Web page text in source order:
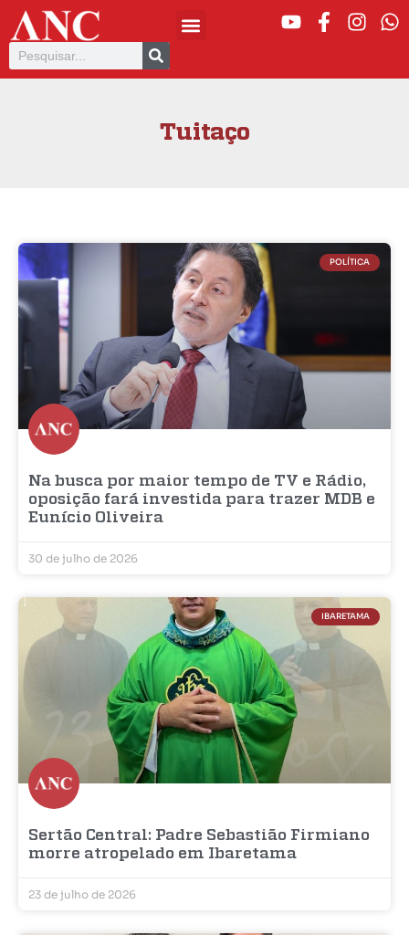
Tuitaço
POLÍTICA
Na busca por maior tempo de TV e Rádio,
oposição fará investida para trazer MDB e
Eunício Oliveira
30 de julho de 2026
IBARETAMA
Sertão Central: Padre Sebastião Firmiano
morre atropelado em Ibaretama
23 de julho de 2026